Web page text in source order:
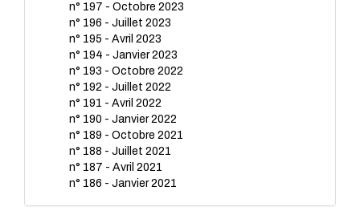
n° 197 - Octobre 2023
n° 196 - Juillet 2023
n° 195 - Avril 2023
n° 194 - Janvier 2023
n° 193 - Octobre 2022
n° 192 - Juillet 2022
n° 191 - Avril 2022
n° 190 - Janvier 2022
n° 189 - Octobre 2021
n° 188 - Juillet 2021
n° 187 - Avril 2021
n° 186 - Janvier 2021